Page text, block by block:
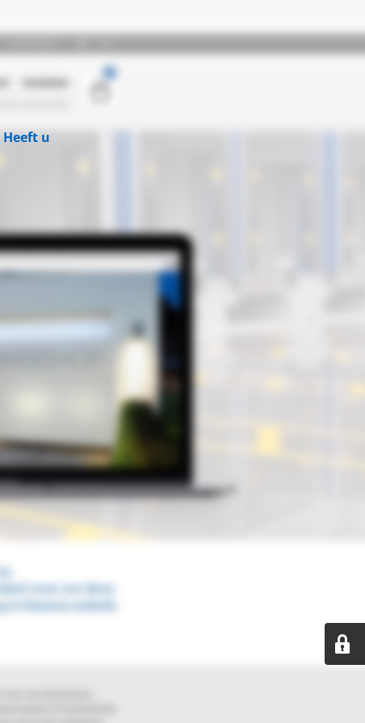
Heeft u